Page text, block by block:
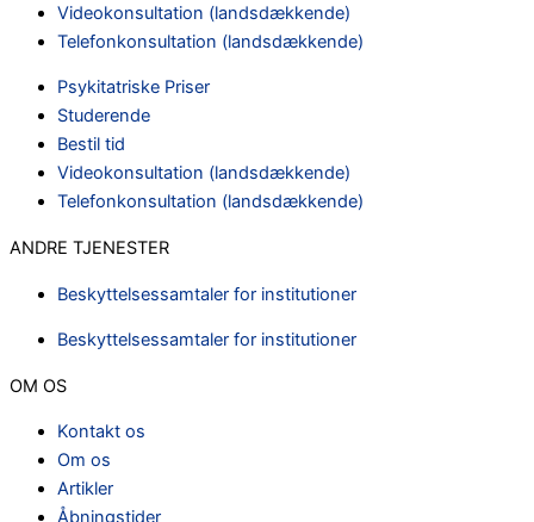
Videokonsultation (landsdækkende)
Telefonkonsultation (landsdækkende)
Psykitatriske Priser
Studerende
Bestil tid
Videokonsultation (landsdækkende)
Telefonkonsultation (landsdækkende)
ANDRE TJENESTER
Beskyttelsessamtaler for institutioner
Beskyttelsessamtaler for institutioner
OM OS
Kontakt os
Om os
Artikler
Åbningstider